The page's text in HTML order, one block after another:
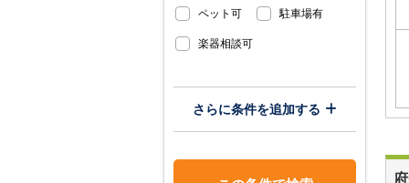
ペット可 駐車場有
楽器相談可
さらに条件を追加する